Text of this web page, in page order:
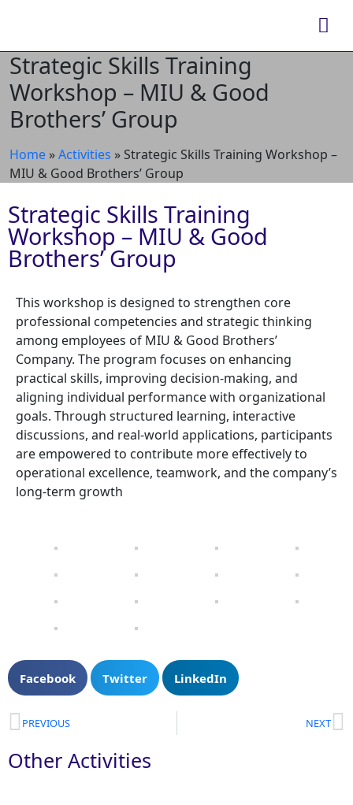
Strategic Skills Training
Workshop – MIU & Good
Brothers’ Group
Home »Activities » Strategic Skills Training Workshop –
MIU & Good Brothers’ Group
Strategic Skills Training
Workshop – MIU & Good
Brothers’ Group
This workshop is designed to strengthen core
professional competencies and strategic thinking
among employees of MIU & Good Brothers’
Company. The program focuses on enhancing
practical skills, improving decision-making, and
aligning individual performance with organizational
goals. Through structured learning, interactive
discussions, and real-world applications, participants
are empowered to contribute more effectively to
operational excellence, teamwork, and the company’s
long-term growth
Facebook Twitter LinkedIn
PREVIOUS NEXT
Other Activities